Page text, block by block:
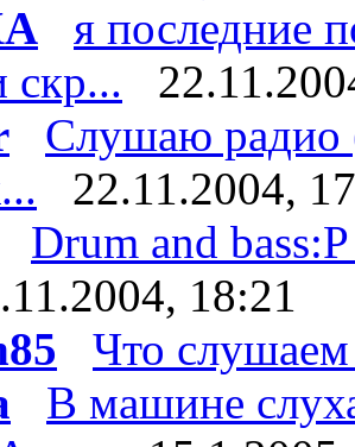
я последние
скр...
Слушаю радио
22.11.2004,
Drum and
18:21
Что
В машине